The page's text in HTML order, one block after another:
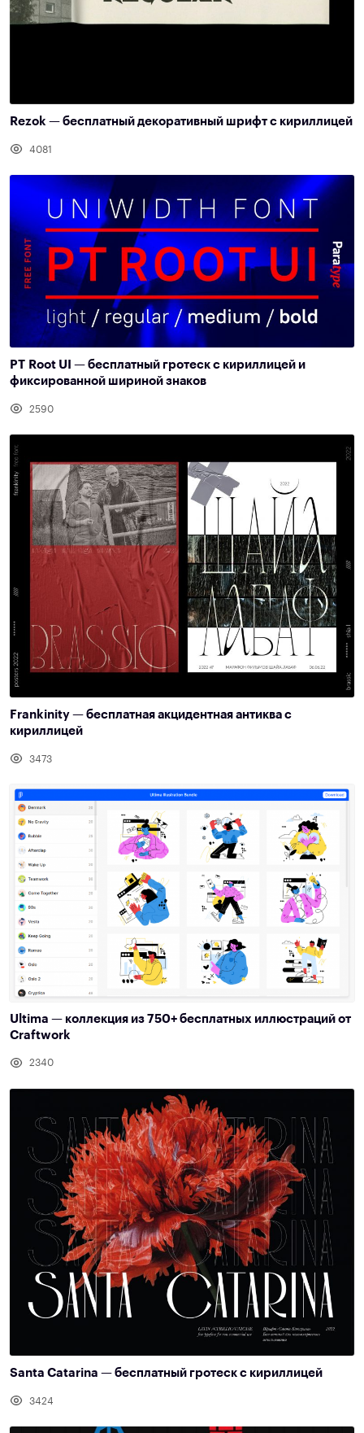
Rezok — бесплатный декоративный шрифт с кириллицей
4081
PT Root UI — бесплатный гротеск с кириллицей и
фиксированной шириной знаков
2590
Frankinity — бесплатная акцидентная антиква с
кириллицей
3473
Ultima — коллекция из 750+ бесплатных иллюстраций от
Craftwork
2340
Santa Catarina — бесплатный гротеск с кириллицей
3424